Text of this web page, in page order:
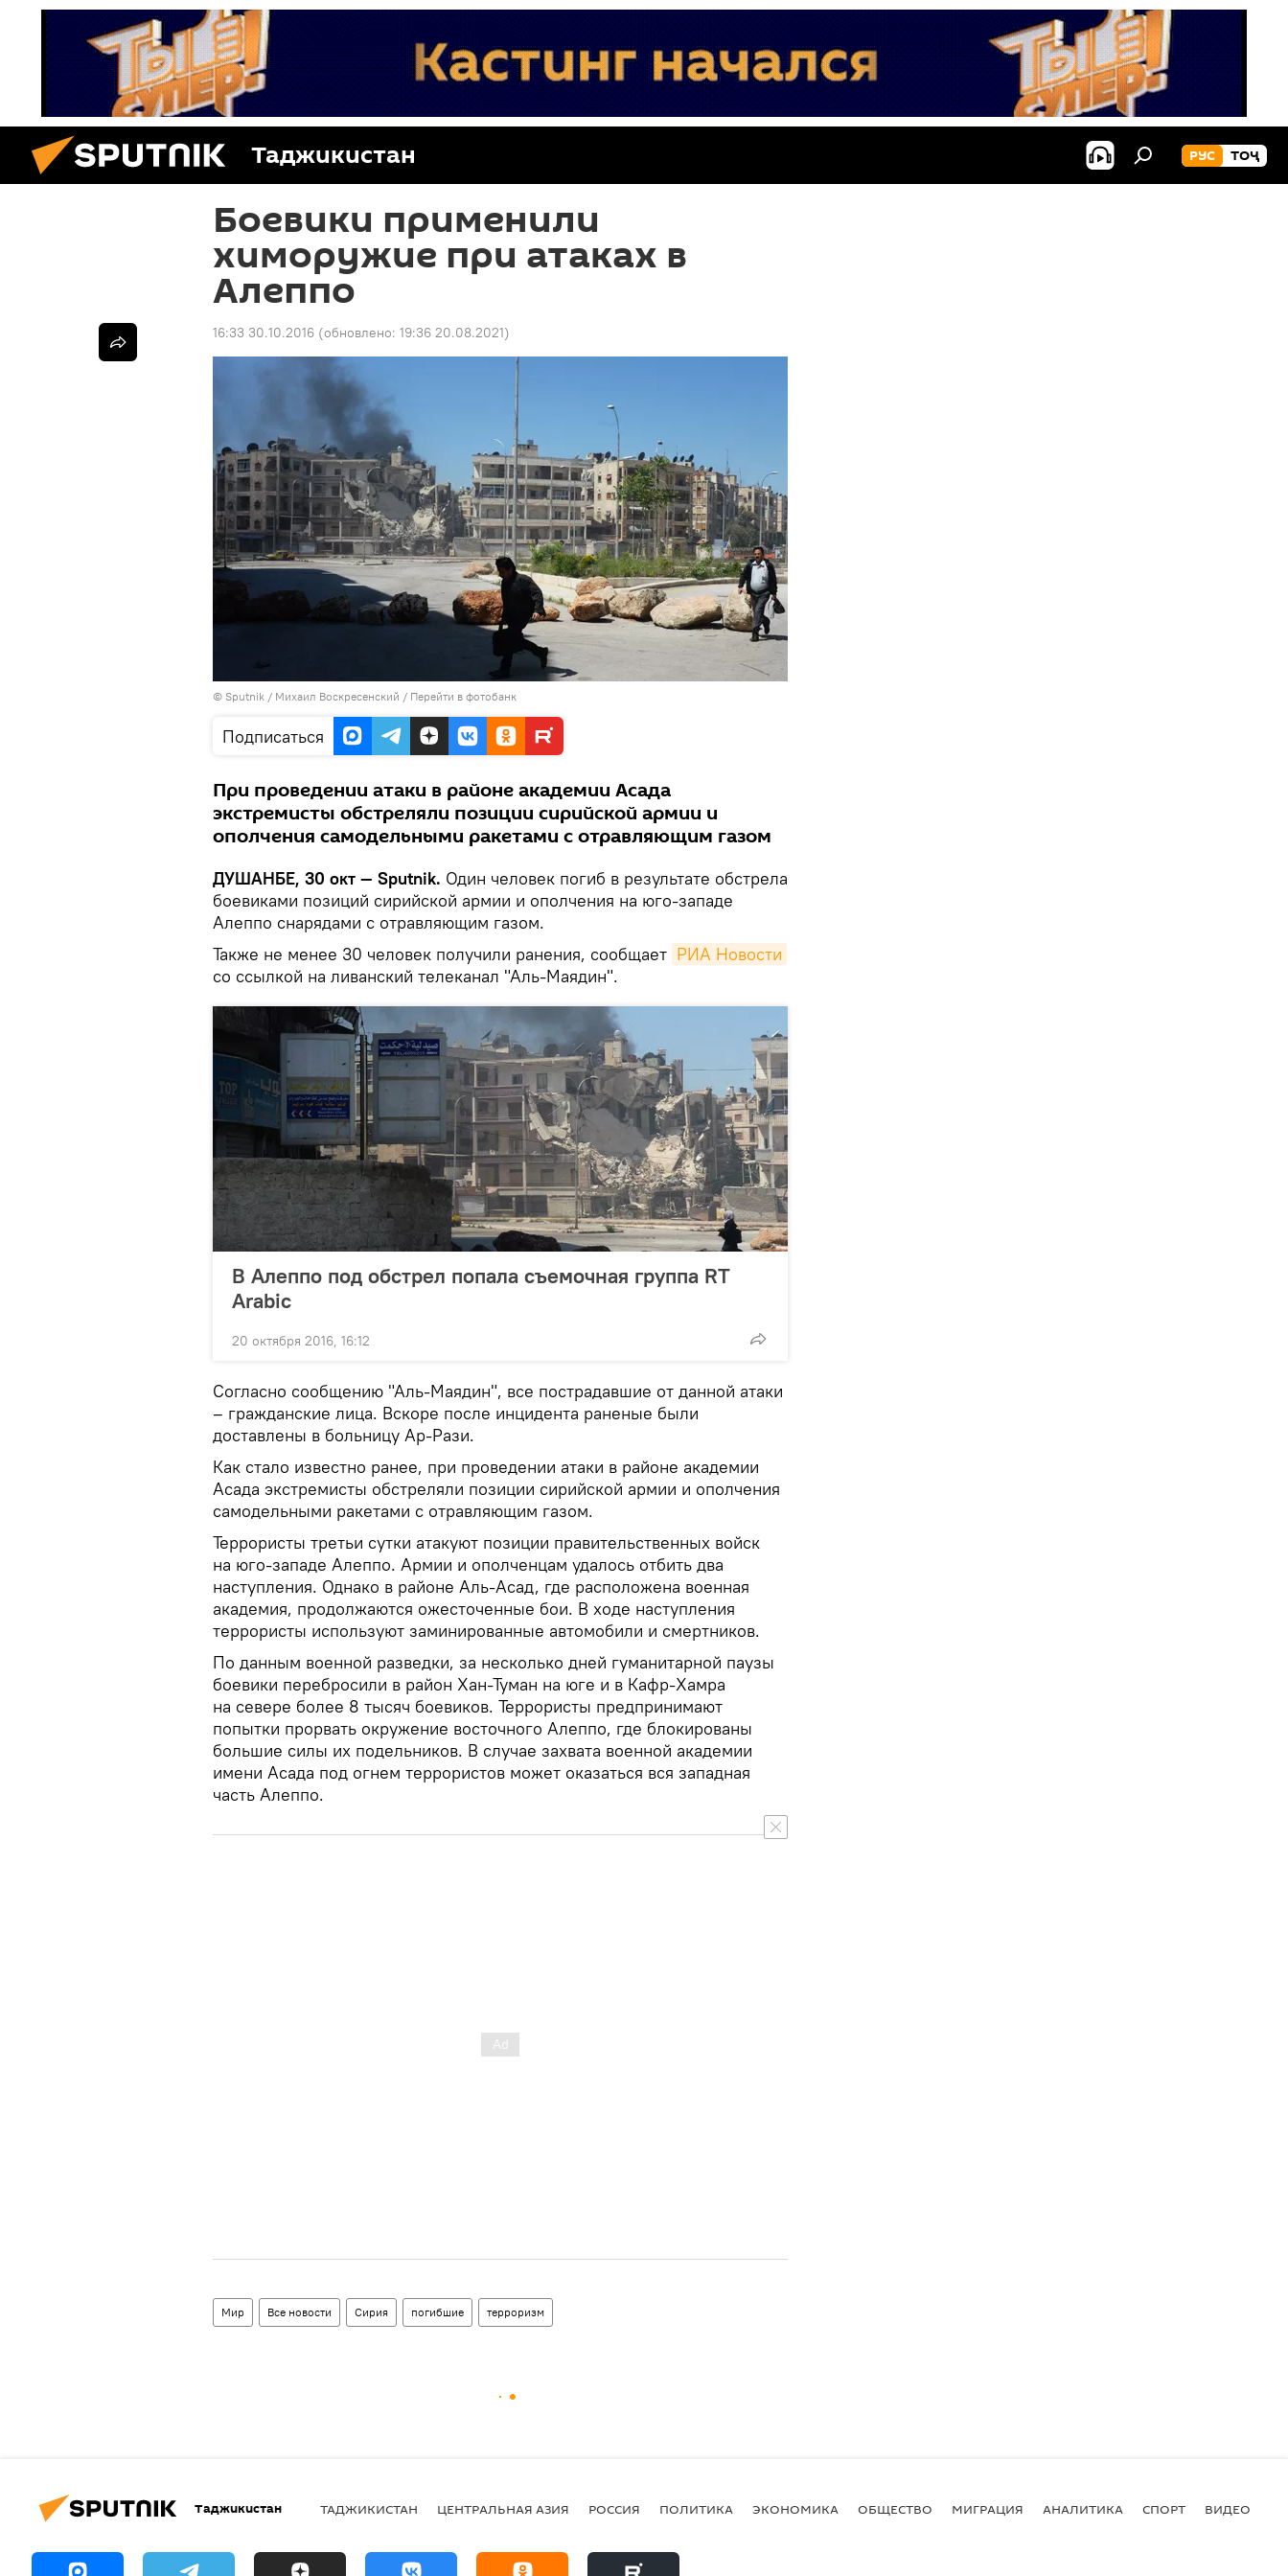
Таджикистан РУС ТОҶ
Боевики применили
химоружие при атаках в
Алеппо
16:33 30.10.2016 (обновлено: 19:36 20.08.2021)
© Sputnik / Михаил Воскресенский / Перейти в фотобанк
Подписаться
При проведении атаки в районе академии Асада
экстремисты обстреляли позиции сирийской армии и
ополчения самодельными ракетами с отравляющим газом
ДУШАНБЕ, 30 окт — Sputnik. Один человек погиб в результате обстрела
боевиками позиций сирийской армии и ополчения на юго-западе
Алеппо снарядами с отравляющим газом.
Также не менее 30 человек получили ранения, сообщает РИА Новости
со ссылкой на ливанский телеканал "Аль-Маядин".
В Алеппо под обстрел попала съемочная группа RT
Arabic
20 октября 2016, 16:12
Согласно сообщению "Аль-Маядин", все пострадавшие от данной атаки
– гражданские лица. Вскоре после инцидента раненые были
доставлены в больницу Ар-Рази.
Как стало известно ранее, при проведении атаки в районе академии
Асада экстремисты обстреляли позиции сирийской армии и ополчения
самодельными ракетами с отравляющим газом.
Террористы третьи сутки атакуют позиции правительственных войск
на юго-западе Алеппо. Армии и ополченцам удалось отбить два
наступления. Однако в районе Аль-Асад, где расположена военная
академия, продолжаются ожесточенные бои. В ходе наступления
террористы используют заминированные автомобили и смертников.
По данным военной разведки, за несколько дней гуманитарной паузы
боевики перебросили в район Хан-Туман на юге и в Кафр-Хамра
на севере более 8 тысяч боевиков. Террористы предпринимают
попытки прорвать окружение восточного Алеппо, где блокированы
большие силы их подельников. В случае захвата военной академии
имени Асада под огнем террористов может оказаться вся западная
часть Алеппо.
Мир Все новости Сирия погибшие терроризм
Таджикистан ТАДЖИКИСТАН ЦЕНТРАЛЬНАЯ АЗИЯ РОССИЯ ПОЛИТИКА ЭКОНОМИКА ОБЩЕСТВО МИГРАЦИЯ АНАЛИТИКА СПОРТ ВИДЕО